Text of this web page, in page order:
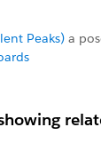
Peaks) a